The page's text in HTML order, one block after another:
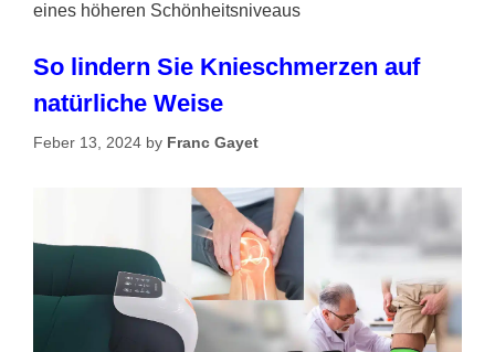
eines höheren Schönheitsniveaus
So lindern Sie Knieschmerzen auf
natürliche Weise
Feber 13, 2024 by Franc Gayet